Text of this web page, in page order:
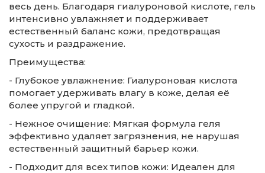
весь день. Благодаря гиалуроновой кислоте, гель
интенсивно увлажняет и поддерживает
естественный баланс кожи, предотвращая
сухость и раздражение.
Преимущества:
- Глубокое увлажнение: Гиалуроновая кислота
помогает удерживать влагу в коже, делая её
более упругой и гладкой.
- Нежное очищение: Мягкая формула геля
эффективно удаляет загрязнения, не нарушая
естественный защитный барьер кожи.
- Подходит для всех типов кожи: Идеален для